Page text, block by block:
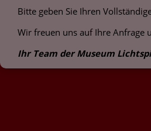
Bitte geben Sie Ihren
Wir freuen uns auf Ihre Anfrage
Ihr Team der Museum